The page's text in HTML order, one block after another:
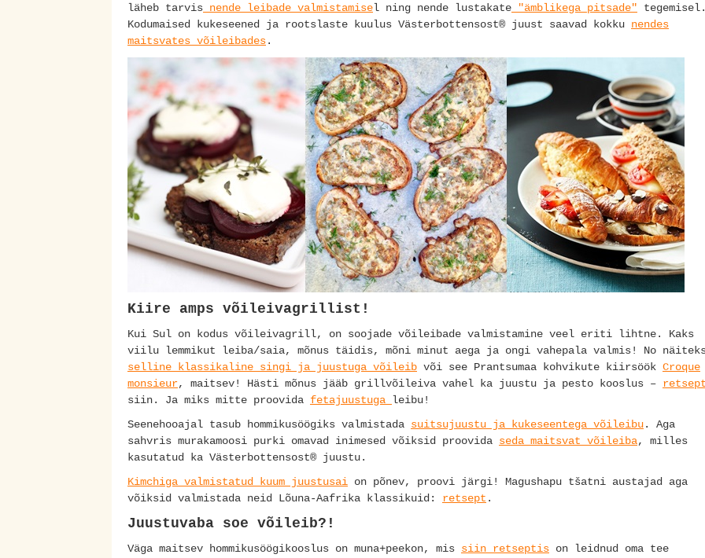
läheb tarvis nende leibade valmistamisel ning nende lustakate "ämblikega pitsade"
Kodumaised kukeseened ja rootslaste kuulus Västerbottensost® juust saavad kokku nendes
maitsvates võileibades.
Kiire amps võileivagrillist!
Kui Sul on kodus võileivagrill, on soojade võileibade valmistamine veel eriti lihtne. Kaks
viilu lemmikut leiba/saia, mõnus täidis, mõni minut aega ja ongi vahepala valmis! No
selline klassikaline singi ja juustuga võileib või see Prantsumaa kohvikute kiirsöök Croque
monsieur, maitsev! Hästi mõnus jääb grillvõileiva vahel ka juustu ja pesto kooslus –
siin. Ja miks mitte proovida fetajuustuga leibu!
Seenehooajal tasub hommikusöögiks valmistada suitsujuustu ja kukeseentega võileibu. Aga
sahvris murakamoosi purki omavad inimesed võiksid proovida seda maitsvat võileiba, milles
kasutatud ka Västerbottensost® juustu.
Kimchiga valmistatud kuum juustusai on põnev, proovi järgi! Magushapu tšatni austajad aga
võiksid valmistada neid Lõuna-Aafrika klassikuid: retsept .
Juustuvaba soe võileib?!
Väga maitsev hommikusöögikooslus on muna+peekon, mis siin retseptis on leidnud oma tee